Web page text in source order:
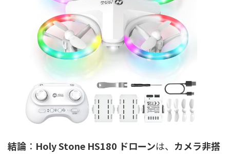
結論 ： Holy Stone HS180 ドローンは、 カメラ非搭